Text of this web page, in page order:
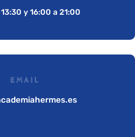
y 16:00 a 21:00
EMAIL